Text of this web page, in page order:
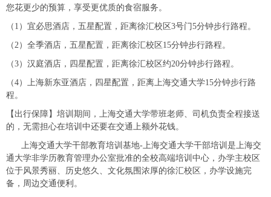
您花更少的预算，享受更优质的食宿服务。
（1）宜必思酒店，五星配置，距离徐汇校区3号门5分钟步行路程。
（2）全季酒店，五星配置，距离徐汇校区15分钟步行路程。
（3）汉庭酒店，四星配置，距离徐汇校区约20分钟步行路程。
（4）上海新东亚酒店，四星配置，距离上海交通大学15分钟步行路
程。
【出行保障】培训期间，上海交通大学带班老师、司机负责全程接送
的，无需担心在培训中还要在交通上额外花钱。
上海交通大学干部教育培训基地-上海交通大学干部培训是上海交
通大学非学历教育管理办公室批准的全校高端培训中心，办学主校区
位于风景秀丽、历史悠久、文化氛围浓厚的徐汇校区，办学设施完
备，周边交通便利。